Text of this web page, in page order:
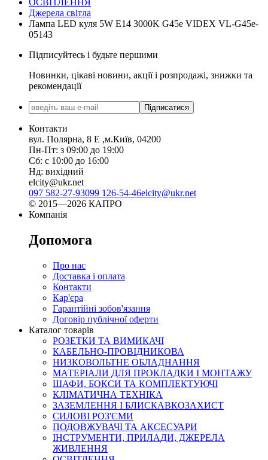
Джерела світла
Лампа LED куля 5W E14 3000K G45e VIDEX VL-G45e-
05143
Підписуйтесь і будьте першими
Новинки, цікаві новини, акції і розпродажі, знижки та
рекомендації
Підписатися
Контакти
вул. Полярна, 8 Е ,м.Київ, 04200
Пн-Пт: з 09:00 до 19:00
Сб: с 10:00 до 16:00
Нд: вихідний
elcity@ukr.net
097 582-27-93099 126-54-46elcity@ukr.net
© 2015—2026 КАПРО
Компанія
Допомога
Про нас
Доставка і оплата
Контакти
Кар'єра
Гарантійні зобов'язання
Договір публічної оферти
Каталог товарів
РОЗЕТКИ ТА ВИМИКАЧІ
КАБЕЛЬНО-ПРОВІДНИКОВА
НИЗКОВОЛЬТНЕ ОБЛАДНАННЯ
МАТЕРІАЛИ ДЛЯ ПРОКЛАДКИ І МОНТАЖУ
ШАФИ, БОКСИ ТА КОМПЛЕКТУЮЧІ
КЛІМАТИЧНА ТЕХНІКА
ЗАЗЕМЛЕННЯ І БЛИСКАВКОЗАХИСТ
СИЛОВІ РОЗ'ЄМИ
ПОДОВЖУВАЧІ ТА АКСЕСУАРИ
ІНСТРУМЕНТИ, ПРИЛАДИ, ДЖЕРЕЛА
ЖИВЛЕННЯ